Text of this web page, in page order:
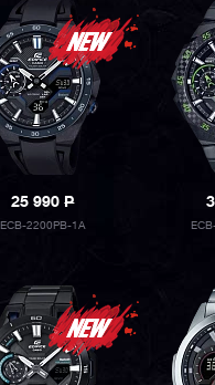
25 990P
ECB-2200PB-1A